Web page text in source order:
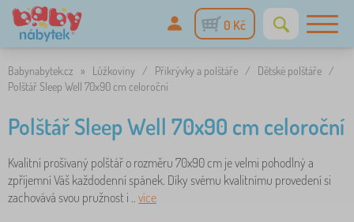
0 Kč
Babynabytek.cz » Lůžkoviny / Přikrývky a polštáře / Dětské polštáře /
Polštář Sleep Well 70x90 cm celoroční
Polštář Sleep Well 70x90 cm celoroční
Kvalitní prošívaný polštář o rozměru 70x90 cm je velmi pohodlný a
zpříjemní Váš každodenní spánek. Díky svému kvalitnímu provedení si
zachovává svou pružnost i .. více